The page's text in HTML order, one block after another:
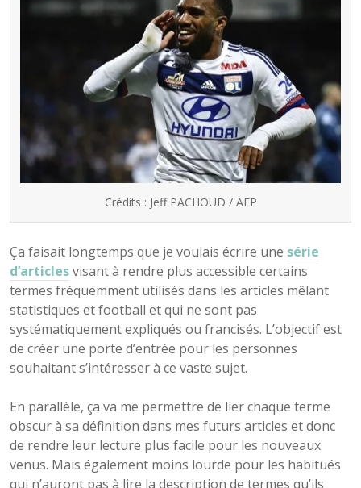
Crédits : Jeff PACHOUD / AFP
Ça faisait longtemps que je voulais écrire une série
d’articlesvisant à rendre plus accessible certains
termes fréquemment utilisés dans les articles mêlant
statistiques et football et qui ne sont pas
systématiquement expliqués ou francisés. L’objectif est
de créer une porte d’entrée pour les personnes
souhaitant s’intéresser à ce vaste sujet.
En parallèle, ça va me permettre de lier chaque terme
obscur à sa définition dans mes futurs articles et donc
de rendre leur lecture plus facile pour les nouveaux
venus. Mais également moins lourde pour les habitués
qui n’auront pas à lire la description de termes qu’ils